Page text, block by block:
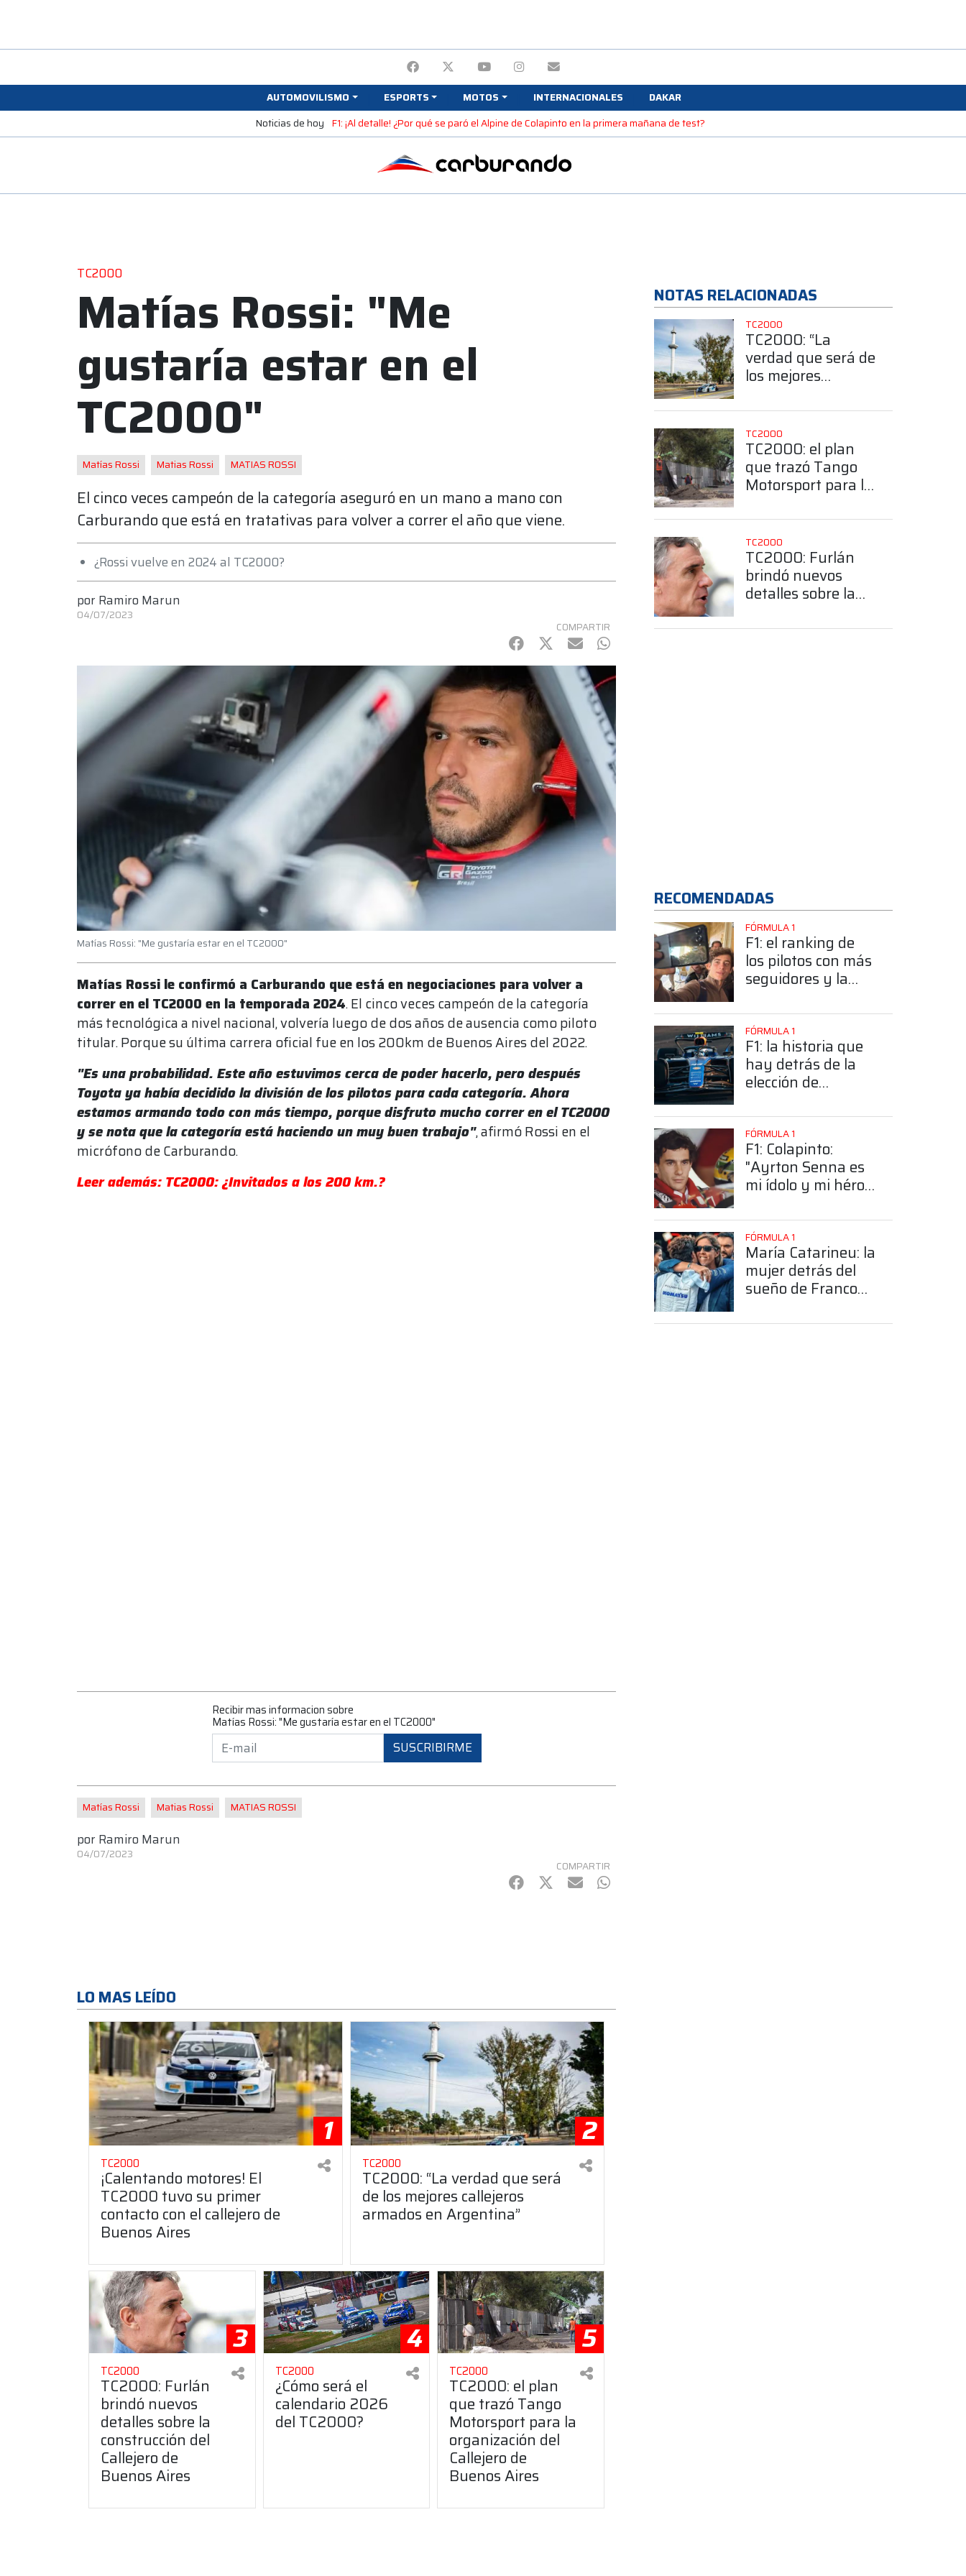
AUTOMOVILISMO ESPORTS MOTOS INTERNACIONALES
DAKAR
Noticias de hoy F1: ¡Al detalle! ¿Por qué se paró el Alpine de Colapinto en la primera mañana de test?
TC2000
Matías Rossi: "Me
gustaría estar en el
TC2000"
Matías Rossi Matias Rossi MATIAS ROSSI
El cinco veces campeón de la categoría aseguró en un mano a mano con
Carburando que está en tratativas para volver a correr el año que viene.
¿Rossi vuelve en 2024 al TC2000?
por Ramiro Marun
04/07/2023
COMPARTIR
Facebook
Twitter
mail WhatsApp
Matías Rossi: "Me gustaría estar en el TC2000"
Matías Rossi le confirmó a Carburando que está en negociaciones para volver a
correr en el TC2000 en la temporada 2024. El cinco veces campeón de la categoría
más tecnológica a nivel nacional, volvería luego de dos años de ausencia como piloto
titular. Porque su última carrera oficial fue en los 200km de Buenos Aires del 2022.
"Es una probabilidad. Este año estuvimos cerca de poder hacerlo, pero después
Toyota ya había decidido la división de los pilotos para cada categoría. Ahora
estamos armando todo con más tiempo, porque disfruto mucho correr en el TC2000
y se nota que la categoría está haciendo un muy buen trabajo", afirmó Rossi en el
micrófono de Carburando.
Leer además: TC2000: ¿Invitados a los 200 km.?
Recibir mas informacion sobre
Matías Rossi: "Me gustaría estar en el TC2000"
SUSCRIBIRME
Matías Rossi Matias Rossi MATIAS ROSSI
por Ramiro Marun
04/07/2023
COMPARTIR
Facebook
Twitter
mail WhatsApp
LO MAS LEÍDO
1
TC2000
¡Calentando motores! El
TC2000 tuvo su primer
contacto con el callejero de
Buenos Aires
2
TC2000
TC2000: “La verdad que será
de los mejores callejeros
armados en Argentina”
3
TC2000
TC2000: Furlán
brindó nuevos
detalles sobre la
construcción del
Callejero de
Buenos Aires
4
TC2000
¿Cómo será el
calendario 2026
del TC2000?
5
TC2000
TC2000: el plan
que trazó Tango
Motorsport para la
organización del
Callejero de
Buenos Aires
NOTAS RELACIONADAS
TC2000
TC2000: “La
verdad que será de
los mejores
en Argentina”
TC2000
TC2000: el plan
que trazó Tango
Motorsport para la
Callejero de
Buenos Aires
TC2000
TC2000: Furlán
brindó nuevos
detalles sobre la
Callejero de
RECOMENDADAS
FÓRMULA 1
F1: el ranking de
los pilotos con más
seguidores y la
posición de
Colapinto
FÓRMULA 1
F1: la historia que
hay detrás de la
elección de
número 43
FÓRMULA 1
F1: Colapinto:
"Ayrton Senna es
mi ídolo y mi héroe
FÓRMULA 1
María Catarineu: la
mujer detrás del
sueño de Franco
Fórmula 1